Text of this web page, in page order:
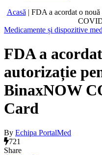
Acasă | FDA a acordat o
Medicamente și dispozitive
FDA a
autorizație
BinaxNOW
Card
By Echipa PortalMed
721
Share